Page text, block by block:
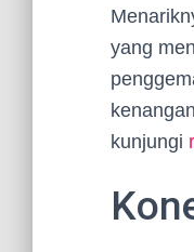
yang
kunjungi